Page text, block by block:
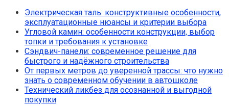
Электрическая таль: конструктивные особенности,
эксплуатационные нюансы и критерии выбора
Угловой камин: особенности конструкции, выбор
топки и требования к установке
Сэндвич-панели: современное решение для
быстрого и надёжного строительства
От первых метров до уверенной трассы: что нужно
знать о современном обучении в автошколе
Технический ликбез для осознанной и выгодной
покупки